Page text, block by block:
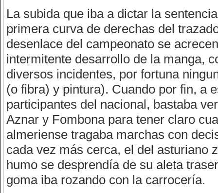
La subida que iba a dictar la
primera curva de derechas del
desenlace del campeonato se
intermitente desarrollo de la manga,
diversos incidentes, por fortuna
(o fibra) y pintura). Cuando por fin, a
participantes del nacional, bastaba
Aznar y Fombona para tener claro
almeriense tragaba marchas con
cada vez más cerca, el del asturiano
humo se desprendía de su aleta
goma iba rozando con la carrocería.